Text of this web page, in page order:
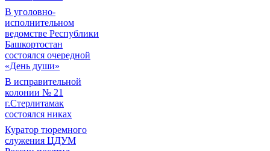
В уголовно-
исполнительном
ведомстве Республики
Башкортостан
состоялся очередной
«День души»
В исправительной
колонии № 21
г.Стерлитамак
состоялся никах
Куратор тюремного
служения ЦДУМ